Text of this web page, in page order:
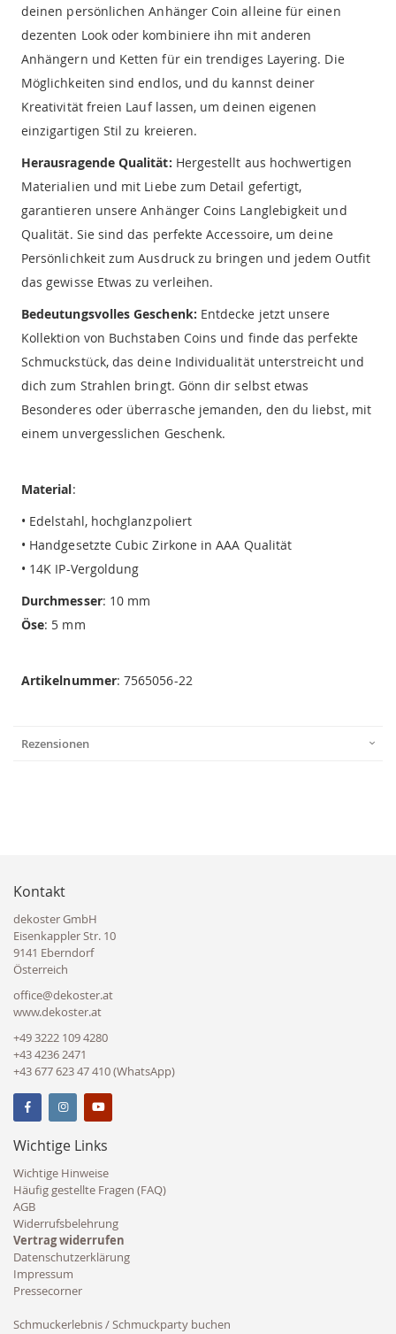
deinen persönlichen Anhänger Coin alleine für einen
dezenten Look oder kombiniere ihn mit anderen
Anhängern und Ketten für ein trendiges Layering. Die
Möglichkeiten sind endlos, und du kannst deiner
Kreativität freien Lauf lassen, um deinen eigenen
einzigartigen Stil zu kreieren.
Herausragende Qualität: Hergestellt aus hochwertigen
Materialien und mit Liebe zum Detail gefertigt,
garantieren unsere Anhänger Coins Langlebigkeit und
Qualität. Sie sind das perfekte Accessoire, um deine
Persönlichkeit zum Ausdruck zu bringen und jedem Outfit
das gewisse Etwas zu verleihen.
Bedeutungsvolles Geschenk: Entdecke jetzt unsere
Kollektion von Buchstaben Coins und finde das perfekte
Schmuckstück, das deine Individualität unterstreicht und
dich zum Strahlen bringt. Gönn dir selbst etwas
Besonderes oder überrasche jemanden, den du liebst, mit
einem unvergesslichen Geschenk.
Material:
• Edelstahl, hochglanzpoliert
• Handgesetzte Cubic Zirkone in AAA Qualität
• 14K IP-Vergoldung
Durchmesser: 10 mm
Öse: 5 mm
Artikelnummer: 7565056-22
Rezensionen
Kontakt
dekoster GmbH
Eisenkappler Str. 10
9141 Eberndorf
Österreich
office@dekoster.at
www.dekoster.at
+49 3222 109 4280
+43 4236 2471
+43 677 623 47 410 (WhatsApp)
Wichtige Links
Wichtige Hinweise
Häufig gestellte Fragen (FAQ)
AGB
Widerrufsbelehrung
Vertrag widerrufen
Datenschutzerklärung
Impressum
Pressecorner
Schmuckerlebnis / Schmuckparty buchen